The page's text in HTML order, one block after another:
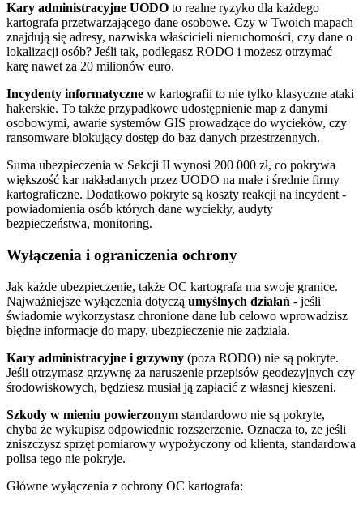
Kary administracyjne UODO to realne ryzyko dla każdego
kartografa przetwarzającego dane osobowe. Czy w Twoich mapach
znajdują się adresy, nazwiska właścicieli nieruchomości, czy dane o
lokalizacji osób? Jeśli tak, podlegasz RODO i możesz otrzymać
karę nawet za 20 milionów euro.
Incydenty informatyczne w kartografii to nie tylko klasyczne ataki
hakerskie. To także przypadkowe udostępnienie map z danymi
osobowymi, awarie systemów GIS prowadzące do wycieków, czy
ransomware blokujący dostęp do baz danych przestrzennych.
Suma ubezpieczenia w Sekcji II wynosi 200 000 zł, co pokrywa
większość kar nakładanych przez UODO na małe i średnie firmy
kartograficzne. Dodatkowo pokryte są koszty reakcji na incydent -
powiadomienia osób których dane wyciekły, audyty
bezpieczeństwa, monitoring.
Wyłączenia i ograniczenia ochrony
Jak każde ubezpieczenie, także OC kartografa ma swoje granice.
Najważniejsze wyłączenia dotyczą umyślnych działań - jeśli
świadomie wykorzystasz chronione dane lub celowo wprowadzisz
błędne informacje do mapy, ubezpieczenie nie zadziała.
Kary administracyjne i grzywny (poza RODO) nie są pokryte.
Jeśli otrzymasz grzywnę za naruszenie przepisów geodezyjnych czy
środowiskowych, będziesz musiał ją zapłacić z własnej kieszeni.
Szkody w mieniu powierzonym standardowo nie są pokryte,
chyba że wykupisz odpowiednie rozszerzenie. Oznacza to, że jeśli
zniszczysz sprzęt pomiarowy wypożyczony od klienta, standardowa
polisa tego nie pokryje.
Główne wyłączenia z ochrony OC kartografa: